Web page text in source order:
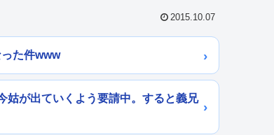
2015.10.07
た件www
姑が出ていくよう要請中。すると義兄